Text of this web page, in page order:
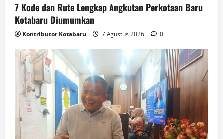
7 Kode dan Rute Lengkap Angkutan Perkotaan Baru
Kotabaru Diumumkan
Kontributor Kotabaru 7 Agustus 2026 0